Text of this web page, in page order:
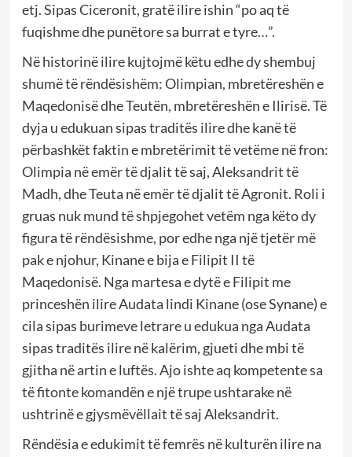
etj. Sipas Ciceronit, gratë ilire ishin “po aq të
fuqishme dhe punëtore sa burrat e tyre…”.
Në historinë ilire kujtojmë këtu edhe dy shembuj
shumë të rëndësishëm: Olimpian, mbretëreshën e
Maqedonisë dhe Teutën, mbretëreshën e Ilirisë. Të
dyja u edukuan sipas traditës ilire dhe kanë të
përbashkët faktin e mbretërimit të vetëme në fron:
Olimpia në emër të djalit të saj, Aleksandrit të
Madh, dhe Teuta në emër të djalit të Agronit. Roli i
gruas nuk mund të shpjegohet vetëm nga këto dy
figura të rëndësishme, por edhe nga një tjetër më
pak e njohur, Kinane e bija e Filipit II të
Maqedonisë. Nga martesa e dytë e Filipit me
princeshën ilire Audata lindi Kinane (ose Synane) e
cila sipas burimeve letrare u edukua nga Audata
sipas traditës ilire në kalërim, gjueti dhe mbi të
gjitha në artin e luftës. Ajo ishte aq kompetente sa
të fitonte komandën e një trupe ushtarake në
ushtrinë e gjysmëvëllait të saj Aleksandrit.
Rëndësia e edukimit të femrës në kulturën ilire na